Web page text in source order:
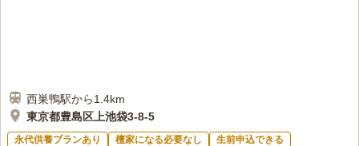
西巣鴨駅から1.4km
東京都豊島区上池袋3-8-5
永代供養プランあり 檀家になる必要なし
生前申込できる